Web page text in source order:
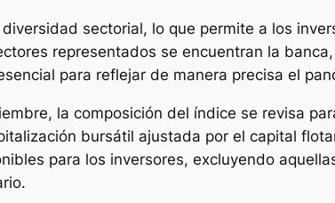
diversidad sectorial, lo que permite a los
representados se encuentran la
para reflejar de manera precisa el
la composición del índice se revisa
bursátil ajustada por el capital
para los inversores, excluyendo